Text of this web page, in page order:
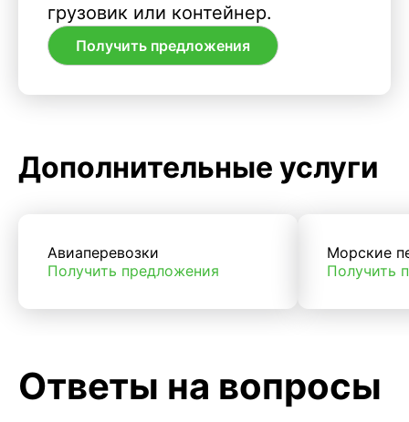
грузовик или контейнер.
Получить предложения
Дополнительные услуги
Авиаперевозки
Получить предложения
Морские
Получить
Ответы на вопросы